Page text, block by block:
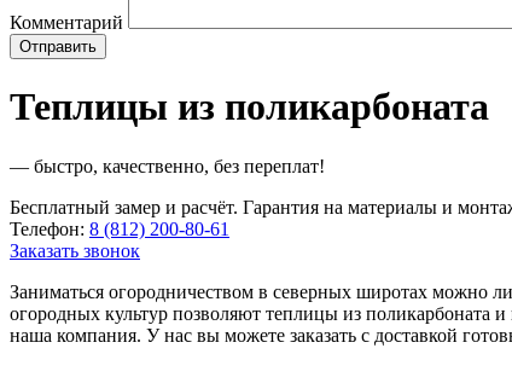
Комментарий
Теплицы из поликарбоната
— быстро, качественно, без переплат!
Бесплатный замер и расчёт. Гарантия на материалы и
Телефон: 8 (812) 200-80-61
Заказать звонок
Заниматься огородничеством в северных широтах можно
огородных культур позволяют теплицы из поликарбоната
наша компания. У нас вы можете заказать с доставкой